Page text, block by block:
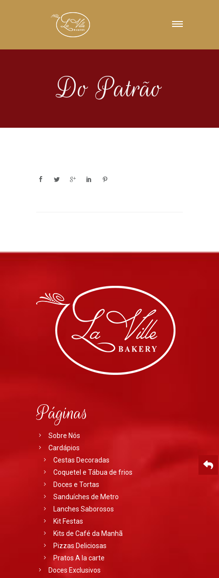
Do Patrão
Páginas
Sobre Nós
Cardápios
Cestas Decoradas
Coquetel e Tábua de frios
Doces e Tortas
Sanduíches de Metro
Lanches Saborosos
Kit Festas
Kits de Café da Manhã
Pizzas Deliciosas
Pratos A la carte
Doces Exclusivos